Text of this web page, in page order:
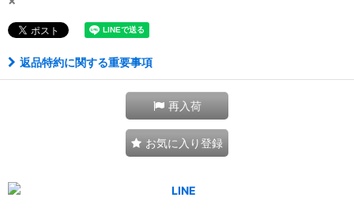
返品特約に関する重要事項
再入荷
お気に入り登録